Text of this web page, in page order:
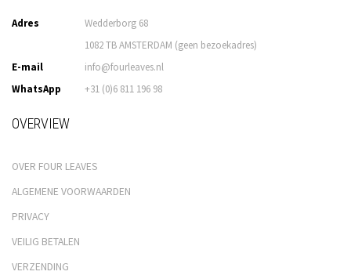
Adres
Wedderborg 68
1082 TB AMSTERDAM (geen bezoekadres)
E-mail
info@fourleaves.nl
WhatsApp
+31 (0)6 811 196 98
OVERVIEW
OVER FOUR LEAVES
ALGEMENE VOORWAARDEN
PRIVACY
VEILIG BETALEN
VERZENDING